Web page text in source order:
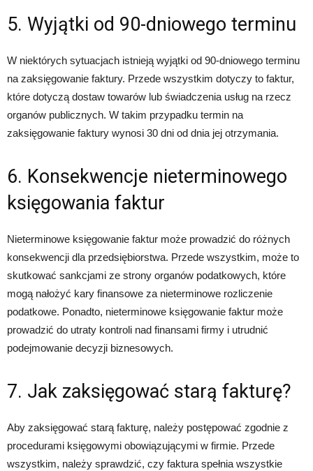
5. Wyjątki od 90-dniowego terminu
W niektórych sytuacjach istnieją wyjątki od 90-dniowego terminu
na zaksięgowanie faktury. Przede wszystkim dotyczy to faktur,
które dotyczą dostaw towarów lub świadczenia usług na rzecz
organów publicznych. W takim przypadku termin na
zaksięgowanie faktury wynosi 30 dni od dnia jej otrzymania.
6. Konsekwencje nieterminowego
księgowania faktur
Nieterminowe księgowanie faktur może prowadzić do różnych
konsekwencji dla przedsiębiorstwa. Przede wszystkim, może to
skutkować sankcjami ze strony organów podatkowych, które
mogą nałożyć kary finansowe za nieterminowe rozliczenie
podatkowe. Ponadto, nieterminowe księgowanie faktur może
prowadzić do utraty kontroli nad finansami firmy i utrudnić
podejmowanie decyzji biznesowych.
7. Jak zaksięgować starą fakturę?
Aby zaksięgować starą fakturę, należy postępować zgodnie z
procedurami księgowymi obowiązującymi w firmie. Przede
wszystkim, należy sprawdzić, czy faktura spełnia wszystkie